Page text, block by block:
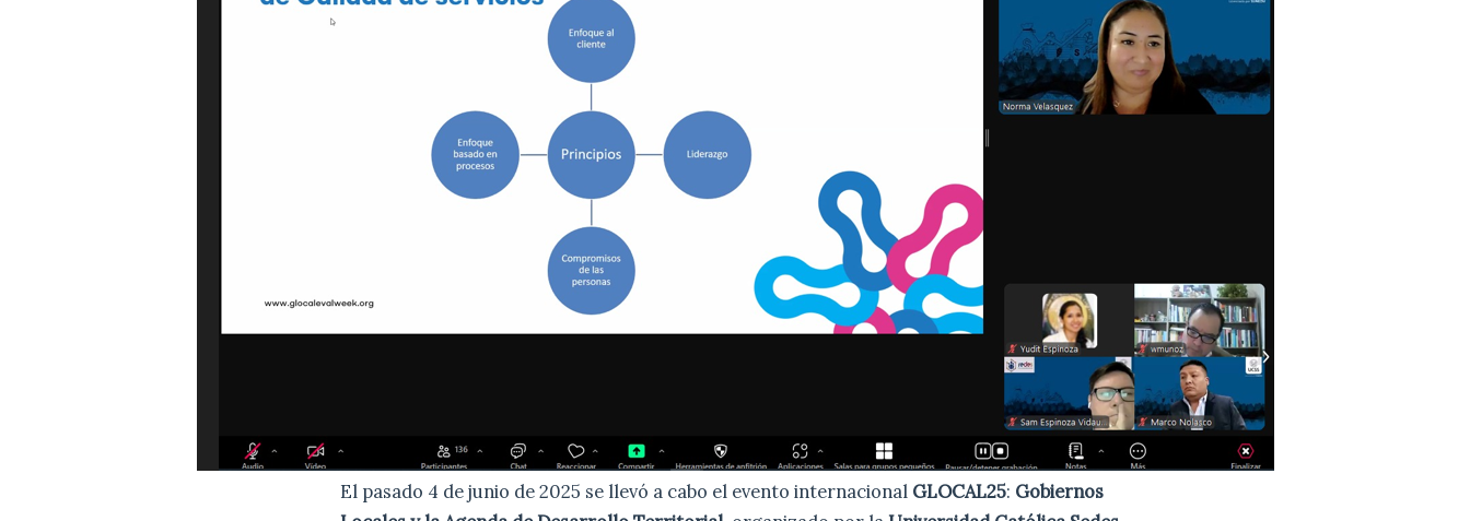
El pasado 4 de junio de 2025 se llevó a cabo el evento internacional GLOCAL25: Gobiernos